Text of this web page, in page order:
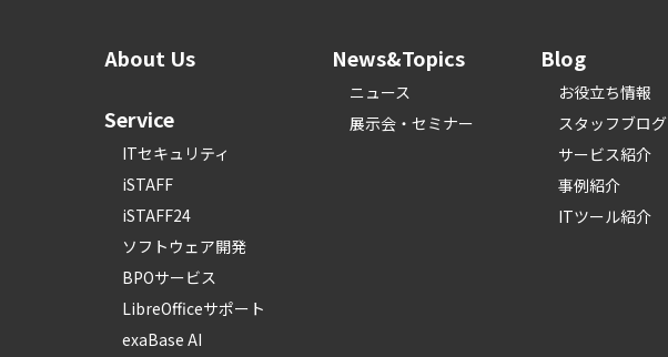
About Us
Service
ITセキュリティ
iSTAFF
iSTAFF24
ソフトウェア開発
BPOサービス
LibreOfficeサポート
exaBase AI
News&Topics
ニュース
展示会・セミナー
Blog
お役立ち情報
スタッフブログ
サービス紹介
事例紹介
ITツール紹介